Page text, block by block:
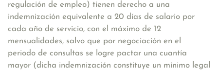
regulación de empleo) tienen derecho a una
indemnización equivalente a 20 días de salario por
cada año de servicio, con el máximo de 12
mensualidades, salvo que por negociación en el
periodo de consultas se logre pactar una cuantía
mayor (dicha indemnización constituye un mínimo legal